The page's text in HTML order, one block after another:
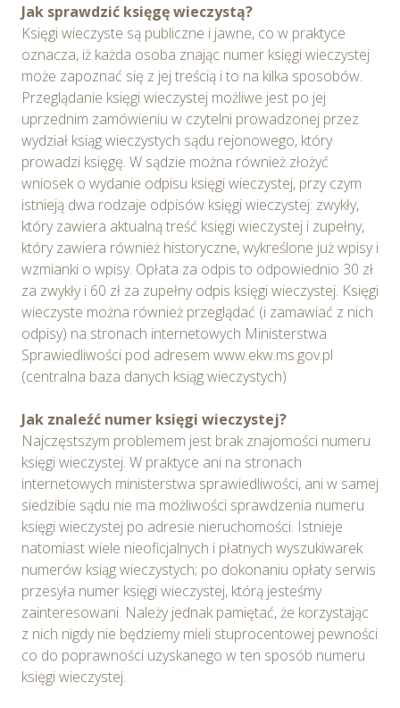
Możesz również dostosować wybory dotyczące
plików cookie i udzielić zgody na wykorzystywanie
plików cookie w Serwisie tylko w wybranych przez
Ciebie celach poprzez wybranie opcji „Dostosuj
wybory”.
Jak sprawdzić księgę wieczystą?
Księgi wieczyste są publiczne i jawne, co w praktyce
oznacza, iż każda osoba znając numer księgi wieczystej
może zapoznać się z jej treścią i to na kilka sposobów.
Przeglądanie księgi wieczystej możliwe jest po jej
uprzednim zamówieniu w czytelni prowadzonej przez
wydział ksiąg wieczystych sądu rejonowego, który
prowadzi księgę. W sądzie można również złożyć
wniosek o wydanie odpisu księgi wieczystej, przy czym
istnieją dwa rodzaje odpisów księgi wieczystej: zwykły,
który zawiera aktualną treść księgi wieczystej i zupełny,
który zawiera również historyczne, wykreślone już wpisy i
wzmianki o wpisy. Opłata za odpis to odpowiednio 30 zł
za zwykły i 60 zł za zupełny odpis księgi wieczystej. Księgi
wieczyste można również przeglądać (i zamawiać z nich
odpisy) na stronach internetowych Ministerstwa
Sprawiedliwości pod adresem www.ekw.ms.gov.pl
(centralna baza danych ksiąg wieczystych)
Jak znaleźć numer księgi wieczystej?
Najczęstszym problemem jest brak znajomości numeru
księgi wieczystej. W praktyce ani na stronach
internetowych ministerstwa sprawiedliwości, ani w samej
siedzibie sądu nie ma możliwości sprawdzenia numeru
księgi wieczystej po adresie nieruchomości. Istnieje
natomiast wiele nieoficjalnych i płatnych wyszukiwarek
numerów ksiąg wieczystych; po dokonaniu opłaty serwis
przesyła numer księgi wieczystej, którą jesteśmy
zainteresowani. Należy jednak pamiętać, że korzystając
z nich nigdy nie będziemy mieli stuprocentowej pewności
co do poprawności uzyskanego w ten sposób numeru
księgi wieczystej.